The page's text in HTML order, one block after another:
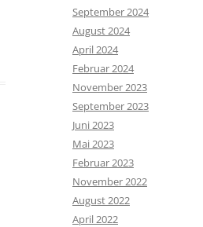
September 2024
August 2024
April 2024
Februar 2024
November 2023
September 2023
Juni 2023
Mai 2023
Februar 2023
November 2022
August 2022
April 2022